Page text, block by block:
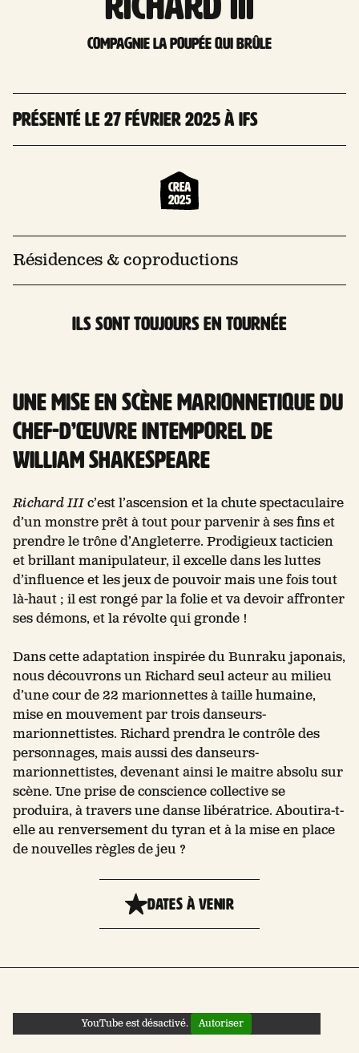
compagnie La Poupée qui brûle
Présenté le 27 février 2025 à Ifs
Crea
2025
Résidences & coproductions
Ils sont toujours en tournée
Une mise en scène marionnetique du
chef-d’œuvre intemporel de
William Shakespeare
Richard IIIc’est l’ascension et la chute spectaculaire
d’un monstre prêt à tout pour parvenir à ses fins et
prendre le trône d’Angleterre. Prodigieux tacticien
et brillant manipulateur, il excelle dans les luttes
d’influence et les jeux de pouvoir mais une fois tout
là-haut ; il est rongé par la folie et va devoir affronter
ses démons, et la révolte qui gronde !
Dans cette adaptation inspirée du Bunraku japonais,
nous découvrons un Richard seul acteur au milieu
d’une cour de 22 marionnettes à taille humaine,
mise en mouvement par trois danseurs-
marionnettistes. Richard prendra le contrôle des
personnages, mais aussi des danseurs-
marionnettistes, devenant ainsi le maitre absolu sur
scène. Une prise de conscience collective se
produira, à travers une danse libératrice. Aboutira-t-
elle au renversement du tyran et à la mise en place
de nouvelles règles de jeu ?
DATES À VENIR
YouTube est désactivé. Autoriser